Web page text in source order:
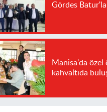
Gördes
Manisa'da özel
kahvaltıda